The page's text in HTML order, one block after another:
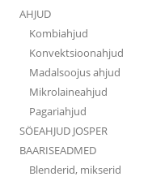
AHJUD
Kombiahjud
Konvektsioonahjud
Madalsoojus ahjud
Mikrolaineahjud
Pagariahjud
SÖEAHJUD JOSPER
BAARISEADMED
Blenderid, mikserid